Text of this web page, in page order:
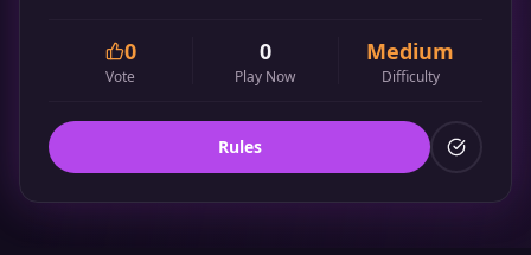
0
Vote
0
Play Now
Medium
Difficulty
Rules